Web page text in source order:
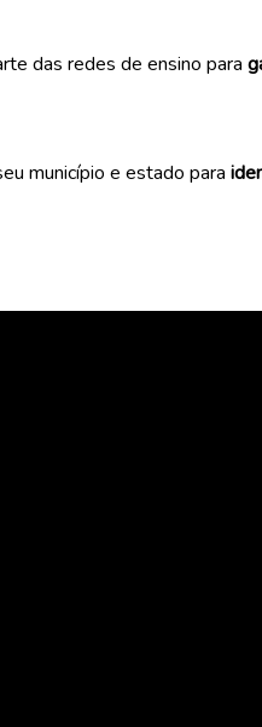
das redes de ensino para
município e estado para